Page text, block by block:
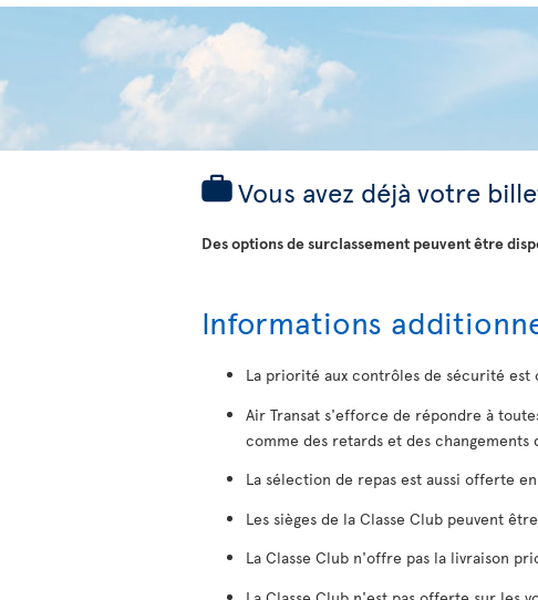
Vous avez déjà votre
Des options de surclassement peuvent être
Informations
La priorité aux contrôles de sécurité est
Air Transat s'efforce de répondre à
comme des retards et des changements
La sélection de repas est aussi offerte
Les sièges de la Classe Club peuvent
La Classe Club n'offre pas la livraison